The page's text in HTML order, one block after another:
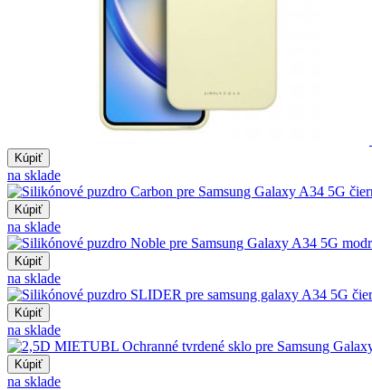
Kúpiť
na sklade
Kúpiť
na sklade
Kúpiť
na sklade
Kúpiť
na sklade
Kúpiť
na sklade